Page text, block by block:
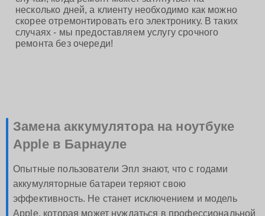
несколько дней, а клиенту необходимо как можно
скорее отремонтировать его электронику. В таких
случаях - мы предоставляем услугу срочного
ремонта без очереди!
Замена аккумулятора на ноутбуке
Apple в Барнауле
Опытные пользователи Эпл знают, что с годами
аккумуляторные батареи теряют свою
эффективность. Не станет исключением и модель
Apple, которая может нуждаться в профессиональной